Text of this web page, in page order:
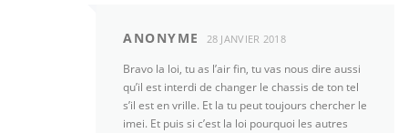
ANONYME 28 JANVIER 2018
Bravo la loi, tu as l’air fin, tu vas nous dire aussi
qu’il est interdi de changer le chassis de ton tel
s’il est en vrille. Et la tu peut toujours chercher le
imei. Et puis si c’est la loi pourquoi les autres